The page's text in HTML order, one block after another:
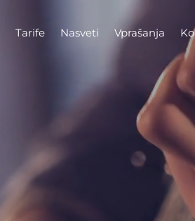
Tarife Nasveti Vprašanja